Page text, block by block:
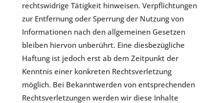
rechtswidrige Tätigkeit hinweisen. Verpflichtungen
zur Entfernung oder Sperrung der Nutzung von
Informationen nach den allgemeinen Gesetzen
bleiben hiervon unberührt. Eine diesbezügliche
Haftung ist jedoch erst ab dem Zeitpunkt der
Kenntnis einer konkreten Rechtsverletzung
möglich. Bei Bekanntwerden von entsprechenden
Rechtsverletzungen werden wir diese Inhalte